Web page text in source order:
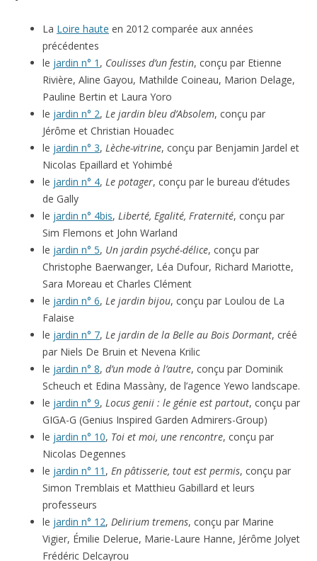
La Loire haute en 2012 comparée aux années
précédentes
le jardin n° 1 , Coulisses d’un festin, conçu par Etienne
Rivière, Aline Gayou, Mathilde Coineau, Marion Delage,
Pauline Bertin et Laura Yoro
le jardin n° 2, Le jardin bleu d’Absolem, conçu par
Jérôme et Christian Houadec
le jardin n° 3, Lèche-vitrine, conçu par Benjamin Jardel et
Nicolas Epaillard et Yohimbé
le jardin n° 4, Le potager, conçu par le bureau d’études
de Gally
le jardin n° 4bis, Liberté, Egalité, Fraternité, conçu par
Sim Flemons et John Warland
le jardin n° 5, Un jardin psyché-délice, conçu par
Christophe Baerwanger, Léa Dufour, Richard Mariotte,
Sara Moreau et Charles Clément
le jardin n° 6, Le jardin bijou, conçu par Loulou de La
Falaise
le jardin n° 7, Le jardin de la Belle au Bois Dormant, créé
par Niels De Bruin et Nevena Krilic
le jardin n° 8, d’un mode à l’autre, conçu par Dominik
Scheuch et Edina Massàny, de l’agence Yewo landscape.
le jardin n° 9, Locus genii : le génie est partout, conçu par
GIGA-G (Genius Inspired Garden Admirers-Group)
le jardin n° 10, Toi et moi, une rencontre, conçu par
Nicolas Degennes
le jardin n° 11 , En pâtisserie, tout est permis, conçu par
Simon Tremblais et Matthieu Gabillard et leurs
professeurs
le jardin n° 12, Delirium tremens, conçu par Marine
Vigier, Émilie Delerue, Marie-Laure Hanne, Jérôme Jolyet
Frédéric Delcayrou